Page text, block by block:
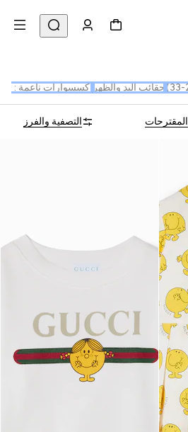
حقائب اليد والظهر إكسسوارات ناعمة :
المقترحات التصفية والفرز